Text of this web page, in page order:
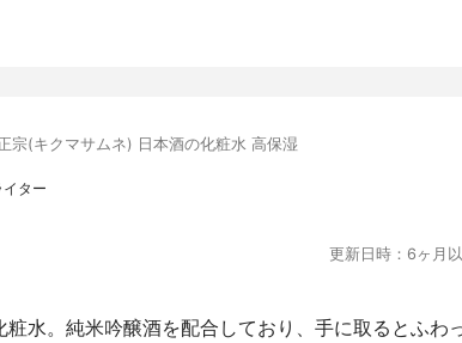
宗(キクマサムネ) 日本酒の化粧水 高保湿
ター
更新日時：6ヶ月
水。純米吟醸酒を配合しており、手に取るとふわ